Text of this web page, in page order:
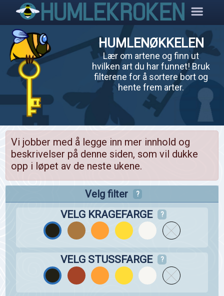
HUMLENØKKELEN
Lær om artene og finn ut
hvilken art du har funnet! Bruk
filterene for å sortere bort og
hente frem arter.
Vi jobber med å legge inn mer innhold og
beskrivelser på denne siden, som vil dukke
opp i løpet av de neste ukene.
Velg filter ?
VELG KRAGEFARGE ?
VELG STUSSFARGE ?